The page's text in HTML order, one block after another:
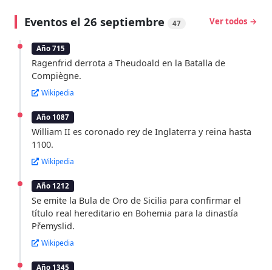
Eventos el 26 septiembre 47 Ver todos →
Año 715
Ragenfrid derrota a Theudoald en la Batalla de
Compiègne.
Wikipedia
Año 1087
William II es coronado rey de Inglaterra y reina hasta
1100.
Wikipedia
Año 1212
Se emite la Bula de Oro de Sicilia para confirmar el
título real hereditario en Bohemia para la dinastía
Přemyslid.
Wikipedia
Año 1345